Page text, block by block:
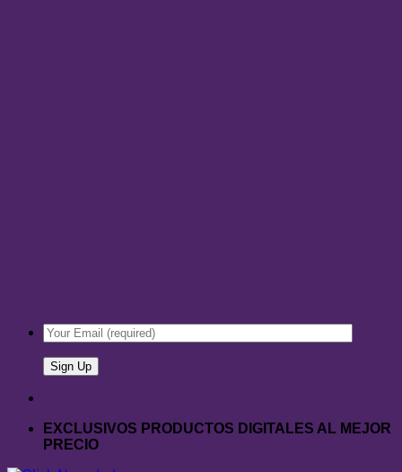
EXCLUSIVOS PRODUCTOS DIGITALES AL MEJOR
PRECIO